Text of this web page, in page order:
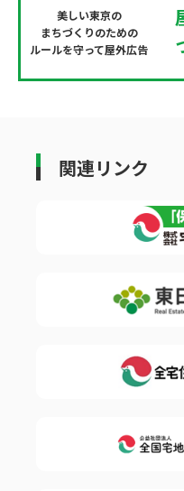
美しい東京の
まちづくりのための
ルールを守って屋外広告
関連リンク